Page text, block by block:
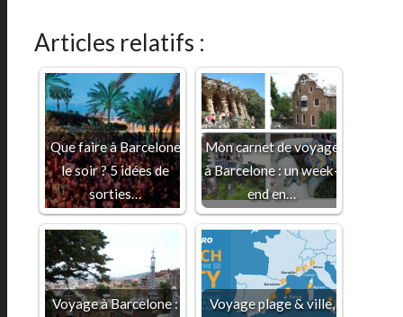
Articles relatifs :
Que faire à Barcelone
le soir ? 5 idées de
sorties…
Mon carnet de voyage
à Barcelone : un week-
end en…
Voyage à Barcelone :
Voyage plage & ville,